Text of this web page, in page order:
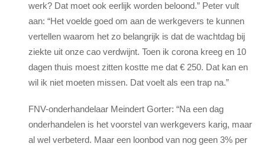
werk? Dat moet ook eerlijk worden beloond.” Peter vult
aan: “Het voelde goed om aan de werkgevers te kunnen
vertellen waarom het zo belangrijk is dat de wachtdag bij
ziekte uit onze cao verdwijnt. Toen ik corona kreeg en 10
dagen thuis moest zitten kostte me dat € 250. Dat kan en
wil ik niet moeten missen. Dat voelt als een trap na.”
FNV-onderhandelaar Meindert Gorter: “Na een dag
onderhandelen is het voorstel van werkgevers karig, maar
al wel verbeterd. Maar een loonbod van nog geen 3% per